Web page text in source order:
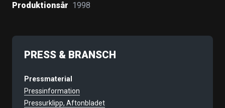
Produktionsår 1998
PRESS & BRANSCH
Pressmaterial
Pressinformation
Pressurklipp, Aftonbladet